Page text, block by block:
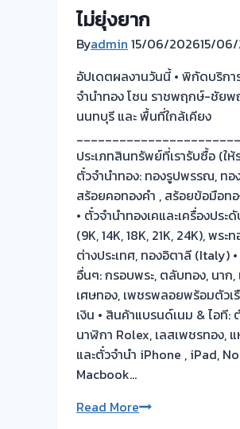
รอ
จบไว
ไม่ยุ่งยาก
Byadmin 15/06/202615/
อัปเดตผลงานวันนี้ • พิกัดบริกา
จำนำทอง โซน ราชพฤกษ์-ชัย
นนทบุรี และ พื้นที่ใกล้เคียง
ประเภทสินทรัพย์ที่เรารับซื้อ (ให้
ตั๋วจำนำทอง: ทองรูปพรรณ, ทอ
สร้อยคอทองคำ , สร้อยข้อมือท
• ตั๋วจำนำทองเคและเครื่องประ
(9K, 14K, 18K, 21K, 24K), พระ
ต่างประเทศ, ทองอิตาลี (Italy)
อื่นๆ: กรอบพระ, ตลับทอง, นาก
เศษทอง, เพชรพลอยพร้อมตัวเ
เงิน • สินค้าแบรนด์เนม & ไอที:
นาฬิกา Rolex, เลสเพชรทอง,
และตั๋วจำนำ iPhone , iPad,
Macbook…
Read More💰